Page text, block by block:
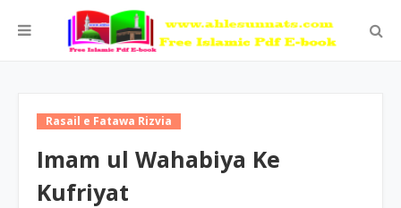
Rasail e Fatawa Rizvia
Imam ul Wahabiya Ke
Kufriyat